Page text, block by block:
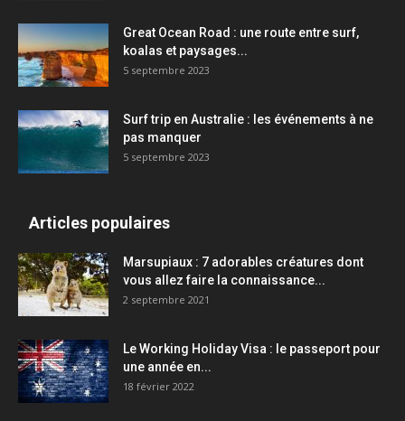
Great Ocean Road : une route entre surf,
koalas et paysages...
5 septembre 2023
Surf trip en Australie : les événements à ne
pas manquer
5 septembre 2023
Articles populaires
Marsupiaux : 7 adorables créatures dont
vous allez faire la connaissance...
2 septembre 2021
Le Working Holiday Visa : le passeport pour
une année en...
18 février 2022